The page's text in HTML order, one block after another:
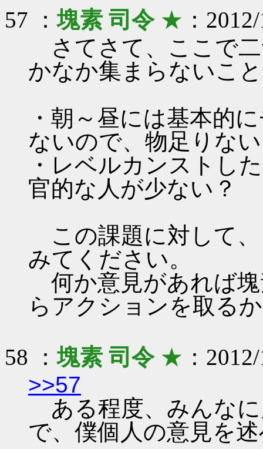
57 ：塊素 司令★ ：
さてさて、ここで
かなか集まらないこ
・朝～昼には基本的
ないので、物足りな
・レベルカンストし
官的な人が少ない？
この課題に対して
みてください。
何か意見があれば
らアクションを取る
58 ：塊素 司令★ ：
>>57
ある程度、みんな
で、僕個人の意見を